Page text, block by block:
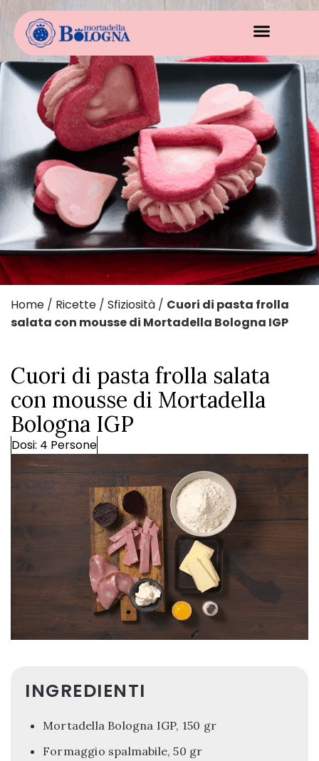
Home / Ricette / Sfiziosità / Cuori di pasta frolla
salata con mousse di Mortadella Bologna IGP
Cuori di pasta frolla salata
con mousse di Mortadella
Bologna IGP
Dosi: 4 Persone
INGREDIENTI
Mortadella Bologna IGP, 150 gr
Formaggio spalmabile, 50 gr